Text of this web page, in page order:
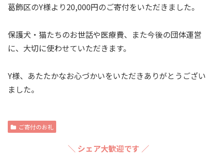
葛飾区のY様より20,000円のご寄付をいただきました。
保護犬・猫たちのお世話や医療費、また今後の団体運営
に、大切に使わせていただきます。
Y様、あたたかなお心づかいをいただきありがとうござい
ました。
ご寄付のお礼
＼ シェア大歓迎です ／